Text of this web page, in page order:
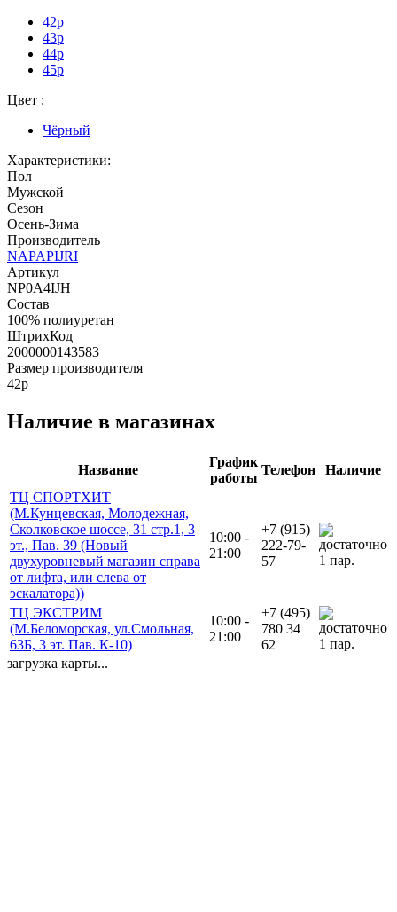
42р
43р
44р
45р
Цвет :
Чёрный
Характеристики:
Пол
Мужской
Сезон
Осень-Зима
Производитель
NAPAPIJRI
Артикул
NP0A4IJH
Состав
100% полиуретан
ШтрихКод
2000000143583
Размер производителя
42р
Наличие в магазинах
Название
График
работы
Телефон
Наличие
ТЦ СПОРТХИТ
(М.Кунцевская, Молодежная,
Сколковское шоссе, 31 стр.1, 3
эт., Пав. 39 (Новый
двухуровневый магазин справа
от лифта, или слева от
эскалатора))
10:00 -
21:00
+7 (915)
222-79-
57
1 пар.
ТЦ ЭКСТРИМ
(М.Беломорская, ул.Смольная,
63Б, 3 эт. Пав. К-10)
10:00 -
21:00
+7 (495)
780 34
62
1 пар.
загрузка карты...